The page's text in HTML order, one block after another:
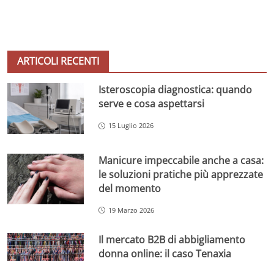
ARTICOLI RECENTI
Isteroscopia diagnostica: quando
serve e cosa aspettarsi
15 Luglio 2026
Manicure impeccabile anche a casa:
le soluzioni pratiche più apprezzate
del momento
19 Marzo 2026
Il mercato B2B di abbigliamento
donna online: il caso Tenaxia